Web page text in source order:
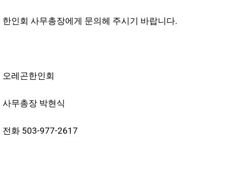
한인회 사무총장에게 문의헤 주시기 바랍니다.
오레곤한인회
사무총장 박현식
전화 503-977-2617